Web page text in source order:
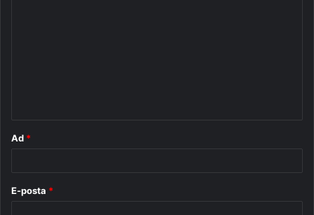
Ad *
E-posta *